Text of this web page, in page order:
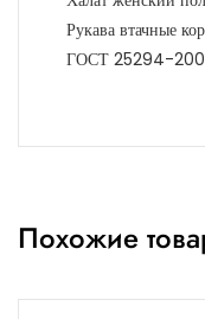
Рукава втачные
ГОСТ 25294-
Похожие